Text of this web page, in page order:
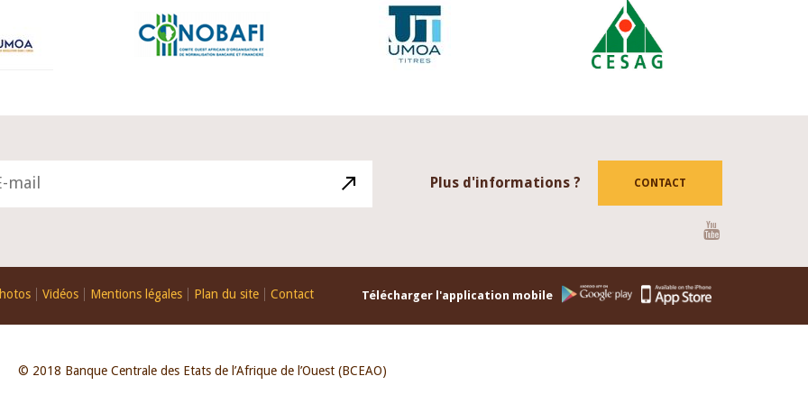
Plus d'informations ? CONTACT
Vidéos Mentions légales Plan du site Contact Télécharger l'application mobile
© 2018 Banque Centrale des Etats de l’Afrique de l’Ouest (BCEAO)